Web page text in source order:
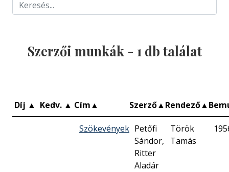
Szerzői munkák - 1 db találat
Díj ▲ Kedv. ▲ Cím▲ Szerző▲Rendező▲
Szökevények Petőfi
Sándor,
Ritter
Aladár
Török
Tamás